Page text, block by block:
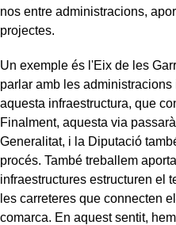
nos entre administracions,
projectes.
Un exemple és l'Eix de les
parlar amb les
aquesta infraestructura, que
Finalment, aquesta via
Generalitat, i la Diputació
procés. També treballem
infraestructures estructuren el
les carreteres que connecten
comarca. En aquest sentit,